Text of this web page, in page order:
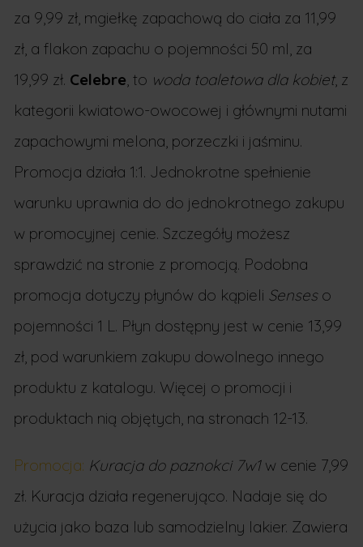
za 9,99 zł, mgiełkę zapachową do ciała za 11,99
zł, a flakon zapachu o pojemności 50 ml, za
19,99 zł. Celebre, to woda toaletowa dla kobiet, z
kategorii kwiatowo-owocowej i głównymi nutami
zapachowymi melona, porzeczki i jaśminu.
Promocja działa 1:1. Jednokrotne spełnienie
warunku uprawnia do do jednokrotnego zakupu
w promocyjnej cenie. Szczegóły możesz
sprawdzić na stronie z promocją. Podobna
promocja dotyczy płynów do kąpieli Senseso
pojemności 1 L. Płyn dostępny jest w cenie 13,99
zł, pod warunkiem zakupu dowolnego innego
produktu z katalogu. Więcej o promocji i
produktach nią objętych, na stronach 12-13.
Promocja: Kuracja do paznokci 7w1w cenie 7,99
zł. Kuracja działa regenerująco. Nadaje się do
użycia jako baza lub samodzielny lakier. Zawiera